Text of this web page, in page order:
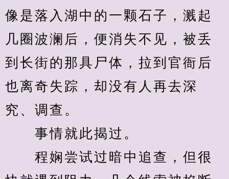
像是落入湖中的一颗石子，溅起
几圈波澜后，便消失不见，被丢
到长街的那具尸体，拉到官衙后
也离奇失踪，却没有人再去深
究、调查。
事情就此揭过。
程娴尝试过暗中追查，但很